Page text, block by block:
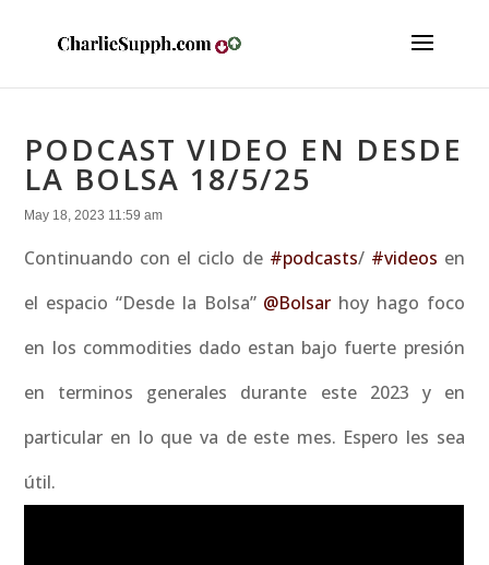
PODCAST VIDEO EN DESDE
LA BOLSA 18/5/25
May 18, 2023 11:59 am
Continuando con el ciclo de #podcasts/ #videos en
el espacio “Desde la Bolsa” @Bolsar hoy hago foco
en los commodities dado estan bajo fuerte presión
en terminos generales durante este 2023 y en
particular en lo que va de este mes. Espero les sea
útil.